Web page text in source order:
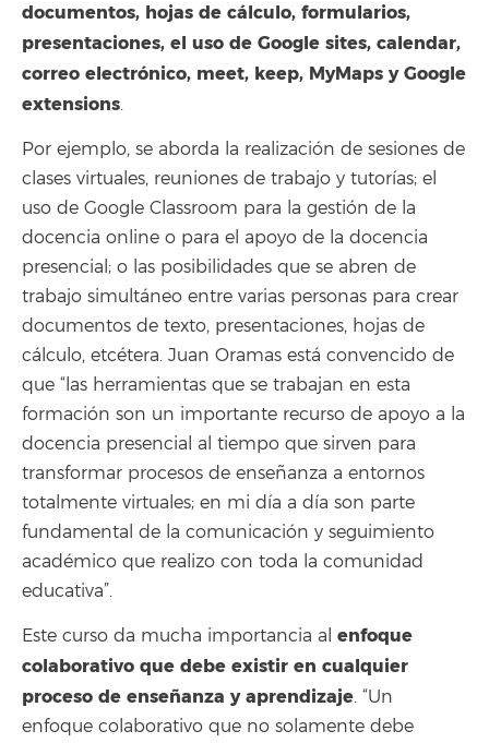
documentos, hojas de cálculo, formularios,
presentaciones, el uso de Google sites, calendar,
correo electrónico, meet, keep, MyMaps y Google
extensions.
Por ejemplo, se aborda la realización de sesiones de
clases virtuales, reuniones de trabajo y tutorías; el
uso de Google Classroom para la gestión de la
docencia online o para el apoyo de la docencia
presencial; o las posibilidades que se abren de
trabajo simultáneo entre varias personas para crear
documentos de texto, presentaciones, hojas de
cálculo, etcétera. Juan Oramas está convencido de
que “las herramientas que se trabajan en esta
formación son un importante recurso de apoyo a la
docencia presencial al tiempo que sirven para
transformar procesos de enseñanza a entornos
totalmente virtuales; en mi día a día son parte
fundamental de la comunicación y seguimiento
académico que realizo con toda la comunidad
educativa”.
Este curso da mucha importancia al enfoque
colaborativo que debe existir en cualquier
proceso de enseñanza y aprendizaje. “Un
enfoque colaborativo que no solamente debe